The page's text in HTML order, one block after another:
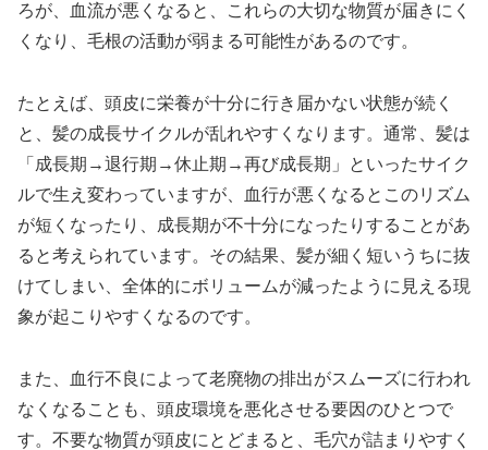
ろが、血流が悪くなると、これらの大切な物質が届きにく
くなり、毛根の活動が弱まる可能性があるのです。
たとえば、頭皮に栄養が十分に行き届かない状態が続く
と、髪の成長サイクルが乱れやすくなります。通常、髪は
「成長期→退行期→休止期→再び成長期」といったサイク
ルで生え変わっていますが、血行が悪くなるとこのリズム
が短くなったり、成長期が不十分になったりすることがあ
ると考えられています。その結果、髪が細く短いうちに抜
けてしまい、全体的にボリュームが減ったように見える現
象が起こりやすくなるのです。
また、血行不良によって老廃物の排出がスムーズに行われ
なくなることも、頭皮環境を悪化させる要因のひとつで
す。不要な物質が頭皮にとどまると、毛穴が詰まりやすく